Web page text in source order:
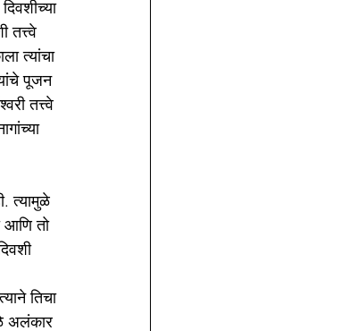
तत्त्वे
त्यांचा
पूजन
तत्त्वे
त्यामुळे
आणि तो
तिचा
अलंकार